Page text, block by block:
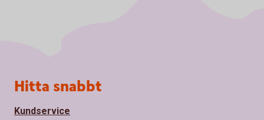
Sidfot
Hitta snabbt
Kundservice